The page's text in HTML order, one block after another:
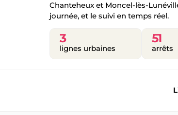
Chanteheux et Moncel-lès-
journée, et le suivi en temps réel.
3
lignes urbaines
51
arrêts